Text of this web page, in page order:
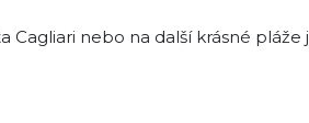
nebo na další krásné pláže